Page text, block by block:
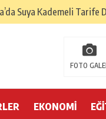
Suya Kademeli Tarife
İlçesi Haymana
Sakarya Köyü’nde Kırım
Erdoğan’ın 3
FOTO
EKONOMİ